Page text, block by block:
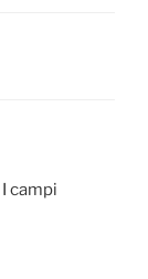
I campi